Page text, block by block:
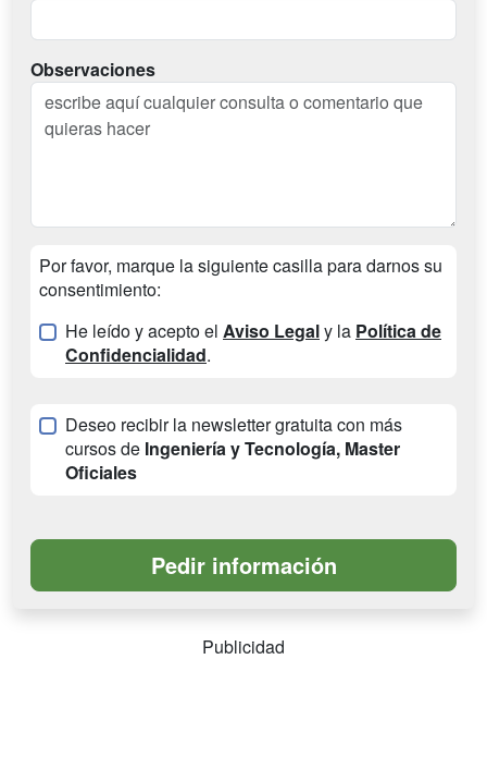
Observaciones
Por favor, marque la siguiente casilla para darnos su
consentimiento:
He leído y acepto el Aviso Legaly la Política de
Confidencialidad.
Deseo recibir la newsletter gratuita con más
cursos de Ingeniería y Tecnología, Master
Oficiales
Publicidad